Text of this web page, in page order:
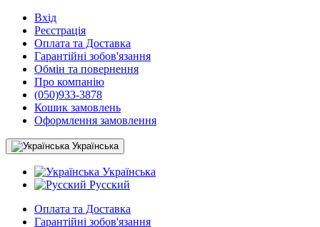
Вхід
Реєстрація
Оплата та Доставка
Гарантійні зобов'язання
Обмін та повернення
Про компанію
(050)933-3878
Кошик замовлень
Оформлення замовлення
Українська
Українська
Русский
Оплата та Доставка
Гарантійні зобов'язання